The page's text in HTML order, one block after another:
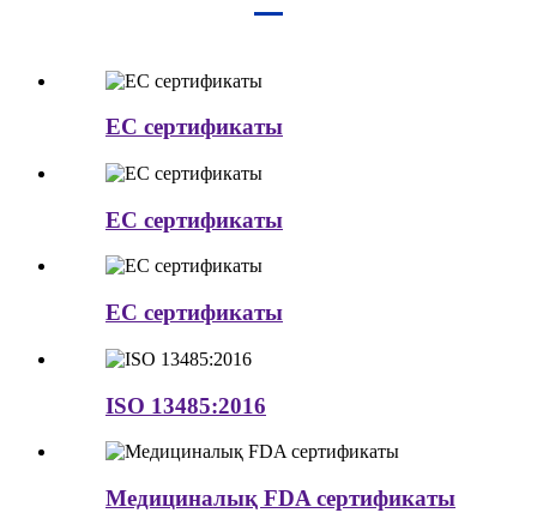
EC сертификаты
EC сертификаты
EC сертификаты
ISO 13485:2016
Медициналық FDA сертификаты